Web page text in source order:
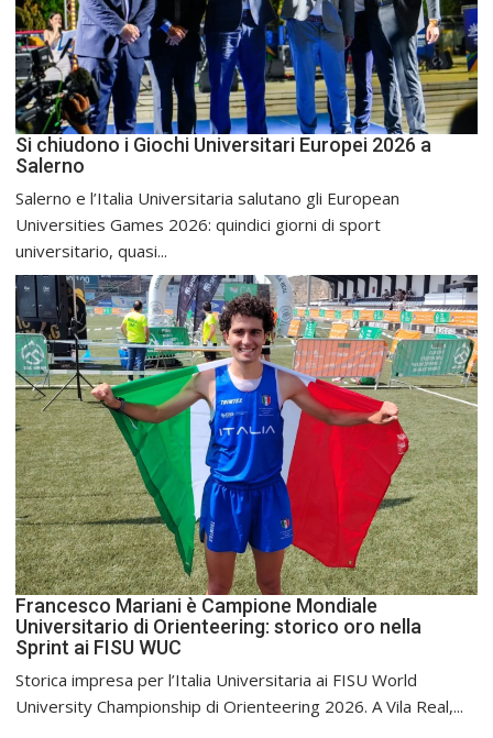
Si chiudono i Giochi Universitari Europei 2026 a
Salerno
Salerno e l’Italia Universitaria salutano gli European
Universities Games 2026: quindici giorni di sport
universitario, quasi...
Francesco Mariani è Campione Mondiale
Universitario di Orienteering: storico oro nella
Sprint ai FISU WUC
Storica impresa per l’Italia Universitaria ai FISU World
University Championship di Orienteering 2026. A Vila Real,...